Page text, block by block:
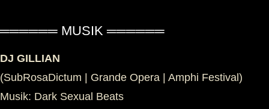
══════ MUSIK ══════
DJ GILLIAN
(SubRosaDictum | Grande Opera | Amphi Festival)
Musik: Dark Sexual Beats